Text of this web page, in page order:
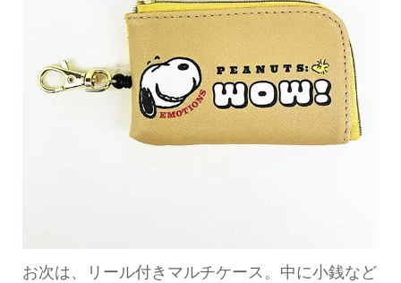
お次は、リール付きマルチケース。中に小銭など